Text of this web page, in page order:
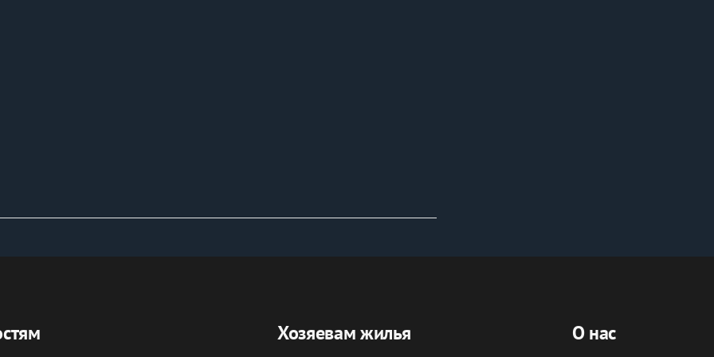
Хозяевам жилья О нас